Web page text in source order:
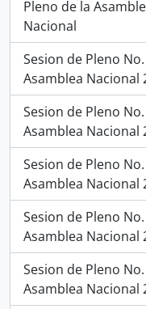
Pleno de la
Nacional
, 1164 resultados
Sesion de Pleno
Asamblea Nacional
, 12 resultados
Sesion de Pleno
Asamblea Nacional
, 11 resultados
Sesion de Pleno
Asamblea Nacional
, 11 resultados
Sesion de Pleno
Asamblea Nacional
, 10 resultados
Sesion de Pleno
Asamblea Nacional
, 9 resultados